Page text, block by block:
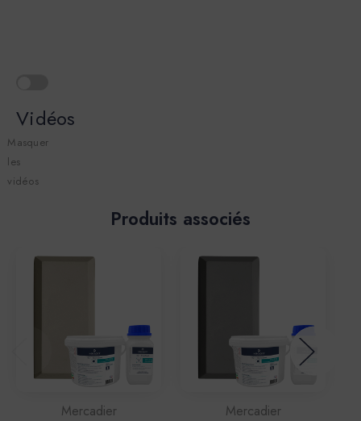
Vidéos
Masquer
les
vidéos
Produits associés
Mercadier Mercadier